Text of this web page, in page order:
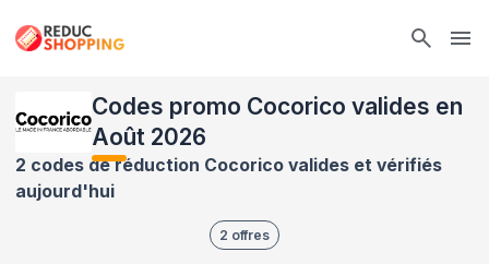
Codes promo Cocorico valides en
Août 2026
2 codes de réduction Cocorico valides et vérifiés
aujourd'hui
2 offres